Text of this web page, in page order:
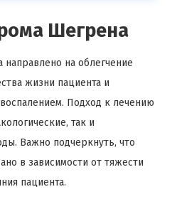
Шегрена
на облегчение
жизни пациента и
Подход к лечению
так и
Важно подчеркнуть, что
в зависимости от тяжести
пациента.